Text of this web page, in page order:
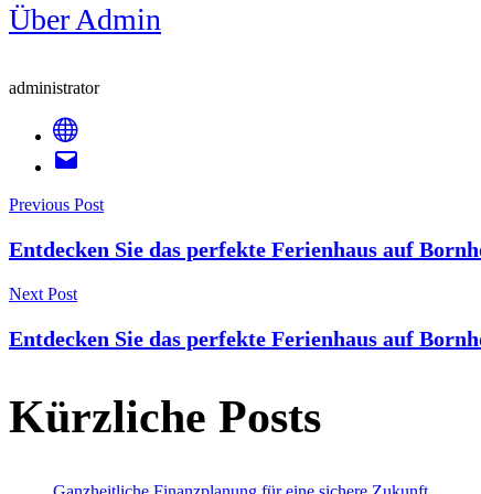
Über Admin
administrator
Post
Navigation
Previous Post
Entdecken Sie das perfekte Ferienhaus auf
Next Post
Entdecken Sie das perfekte Ferienhaus auf
Kürzliche Posts